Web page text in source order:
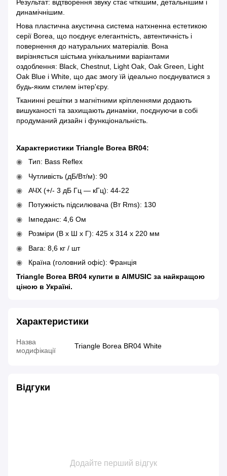
Результат: відтворення звуку стає чіткішим, детальнішим і
динамічнішим.
Нова пластична акустична система натхненна естетикою
серії Borea, що поєднує елегантність, автентичність і
повернення до натуральних матеріалів. Вона
вирізняється шістьма унікальними варіантами
оздоблення: Black, Chestnut, Light Oak, Oak Green, Light
Oak Blue і White, що дає змогу їй ідеально поєднуватися з
будь-яким стилем інтер'єру.
Тканинні решітки з магнітними кріпленнями додають
вишуканості та захищають динаміки, поєднуючи в собі
продуманий дизайн і функціональність.
Характеристики Triangle Borea BR04:
Тип: Bass Reflex
Чутливість (дБ/Вт/м): 90
АЧХ (+/- 3 дБ Гц — кГц): 44-22
Потужність підсилювача (Вт Rms): 130
Імпеданс: 4,6 Ом
Розміри (В x Ш x Г): 425 х 314 х 220 мм
Вага: 8,6 кг / шт
Країна (головний офіс): Франція
Triangle Borea BR04 купити в AIMUSIC за найкращою
ціною в Україні.
Характеристики
Назва
модифікації
Triangle Borea BR04 White
Відгуки
Додайте перший відгук